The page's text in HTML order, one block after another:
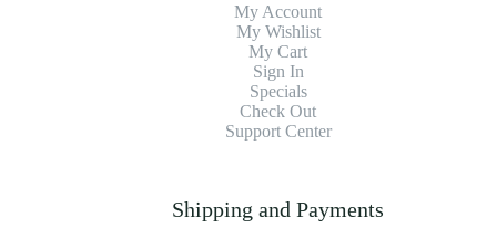
My Account
My Wishlist
My Cart
Sign In
Specials
Check Out
Support Center
Shipping and Payments